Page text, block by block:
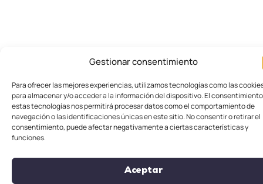
Gestionar consentimiento
Para ofrecer las mejores experiencias, utilizamos tecnologías como las
para almacenar y/o acceder a la información del dispositivo. El
estas tecnologías nos permitirá procesar datos como el comportamiento de
navegación o las identificaciones únicas en este sitio. No consentir o retirar el
consentimiento, puede afectar negativamente a ciertas características y
funciones.
Aceptar